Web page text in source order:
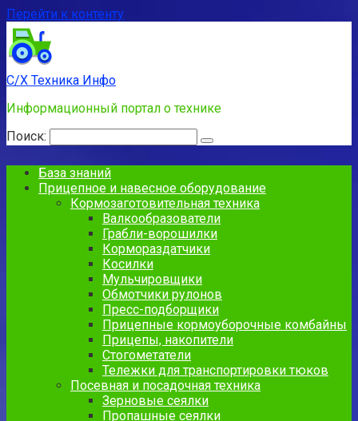
Перейти к контенту
С/Х Техника Инфо
Информационный портал о технике
Поиск:
База знаний
Прицепное и навесное оборудование
Кормозаготовительная техника
Валкообразователи
Грабли-ворошилки
Кормораздатчики
Косилки
Мульчировщики
Обмотчики рулонов
Пресс-подборщики
Прицепные кормоуборочные комбайны
Прицепы, накопители
Стогометатели
Тележки для транспортировки тюков
Посевная и посадочная техника
Зерновые сеялки
Пропашные сеялки